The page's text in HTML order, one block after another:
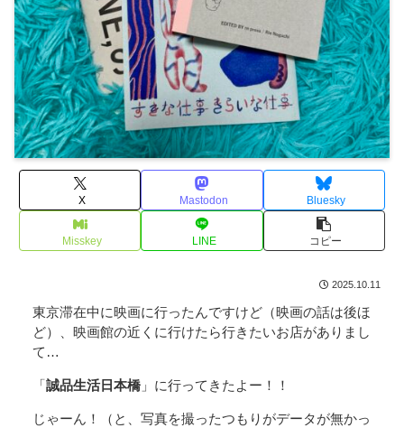
X Mastodon Bluesky
Misskey LINE コピー
2025.10.11
東京滞在中に映画に行ったんですけど（映画の話は後ほ
ど）、映画館の近くに行けたら行きたいお店がありまし
て…
「誠品生活日本橋 」に行ってきたよー！！
じゃーん！（と、写真を撮ったつもりがデータが無かっ